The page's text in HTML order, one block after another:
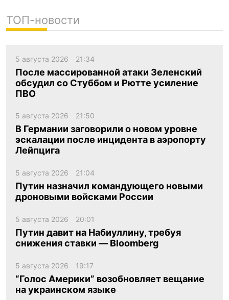
ТОП-новости
5 августа 2026 21:34
После массированной атаки Зеленский
обсудил со Стуббом и Рютте усиление
ПВО
5 августа 2026 21:50
В Германии заговорили о новом уровне
эскалации после инцидента в аэропорту
Лейпцига
5 августа 2026 21:04
Путин назначил командующего новыми
дроновыми войсками России
5 августа 2026 20:01
Путин давит на Набиуллину, требуя
снижения ставки — Bloomberg
5 августа 2026 19:17
“Голос Америки” возобновляет вещание
на украинском языке